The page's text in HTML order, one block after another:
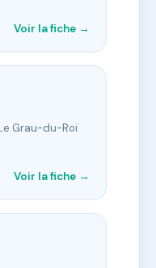
Voir la fiche →
Grau-du-Roi
Voir la fiche →